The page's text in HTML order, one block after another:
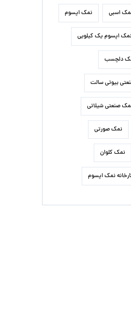
اسبی نمک اپسوم
اپسوم یک کیلویی
دلچسب
بیوتی سالت
صنعتی شیلاتی
نمک صورتی
نمک کلوان
نمک اپسوم